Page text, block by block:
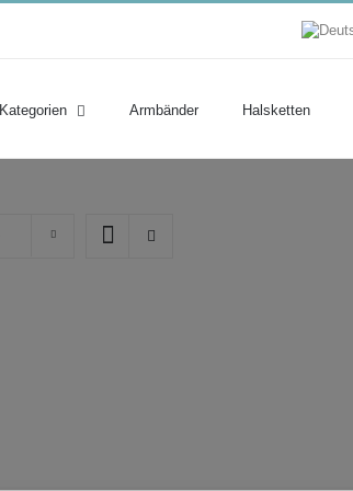
Armbänder Halsketten